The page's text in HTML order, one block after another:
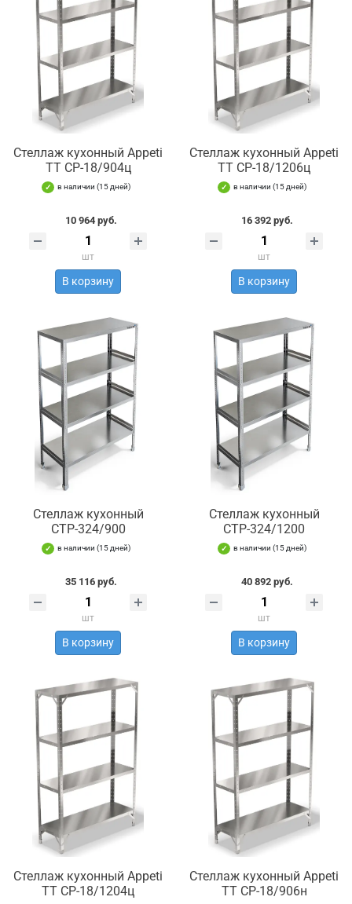
Стеллаж кухонный Appeti
ТТ СР-18/904ц
в наличии (15 дней)
10 964 руб.
шт
В корзину
Стеллаж кухонный Appeti
ТТ СР-18/1206ц
в наличии (15 дней)
16 392 руб.
шт
В корзину
Стеллаж кухонный
СТР-324/900
в наличии (15 дней)
35 116 руб.
шт
В корзину
Стеллаж кухонный
СТР-324/1200
в наличии (15 дней)
40 892 руб.
шт
В корзину
Стеллаж кухонный Appeti
ТТ СР-18/1204ц
Стеллаж кухонный Appeti
ТТ СР-18/906н